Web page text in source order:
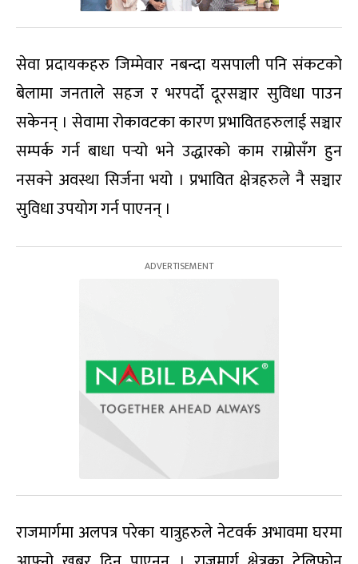
सेवा प्रदायकहरु जिम्मेवार नबन्दा यसपाली पनि संकटको
बेलामा जनताले सहज र भरपर्दो दूरसञ्चार सुविधा पाउन
सकेनन् । सेवामा रोकावटका कारण प्रभावितहरुलाई सञ्चार
सम्पर्क गर्न बाधा पर्‍यो भने उद्धारको काम राम्रोसँग हुन
नसक्ने अवस्था सिर्जना भयो । प्रभावित क्षेत्रहरुले नै सञ्चार
सुविधा उपयोग गर्न पाएनन् ।
राजमार्गमा अलपत्र परेका यात्रुहरुले नेटवर्क अभावमा घरमा